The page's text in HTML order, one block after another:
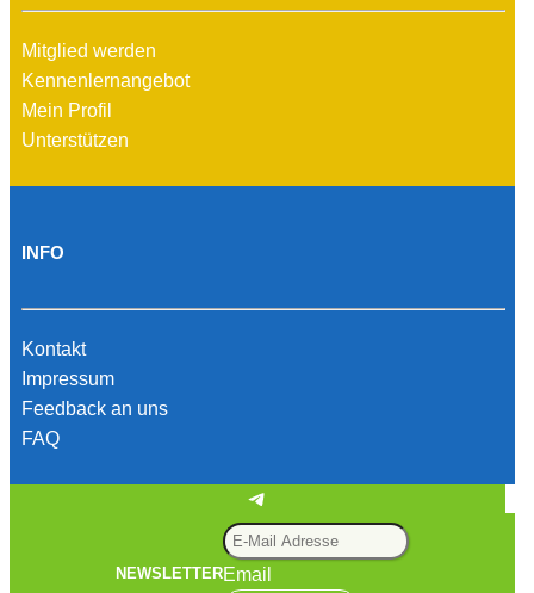
Mitglied werden
Kennenlernangebot
Mein Profil
Unterstützen
INFO
Kontakt
Impressum
Feedback an uns
FAQ
Telegram
NEWSLETTEREmail